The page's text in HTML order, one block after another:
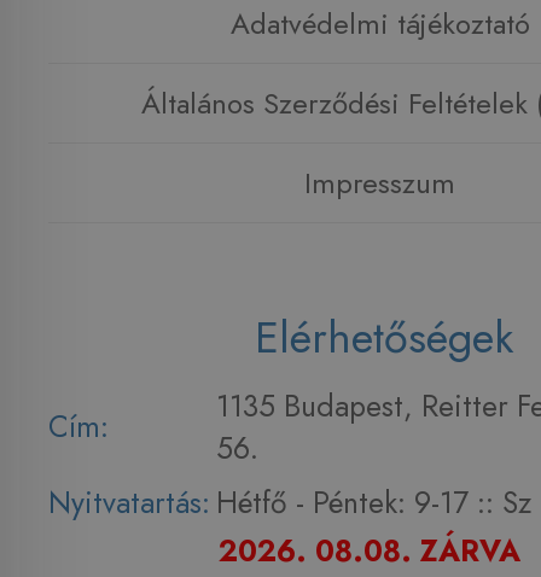
Adatvédelmi tájékoztató
Általános Szerződési Feltételek
Impresszum
Elérhetőségek
Cím:
1135 Budapest, Reitter
56.
Nyitvatartás: Hétfő - Péntek: 9-17 :: Sz
2026. 08.08. ZÁRVA